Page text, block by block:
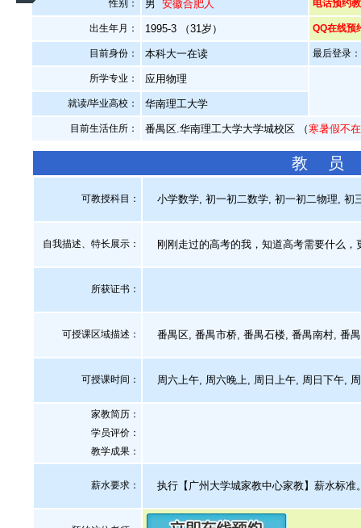
性别： 男安徽合肥人 电话预约
出生年月： 1995-3 （31岁） QQ在线预
目前身份： 本科大一在读 最后登录
所学专业： 应用物理
就读/毕业高校： 华南理工大学
目前生活住所： 番禺区.华南理工大学大学城校区 （寒暑假不
教 员
可教授科目： 小学数学, 初一初二数学, 初一初二物理, 初
自我描述、特长展示 ： 刚刚走过的高考的我，知道高考需要什么，
所获证书 ：
可授课区域描述： 番禺区, 番禺市桥, 番禺石楼, 番禺南村, 番
可授课时间： 周六上午, 周六晚上, 周日上午, 周日下午,
家教简历：
学员评价：
教学成果：
薪水要求： 执行【广州大学城家教中心家教】薪水标准